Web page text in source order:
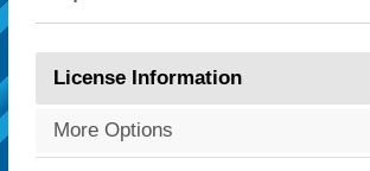
License Information
More Options